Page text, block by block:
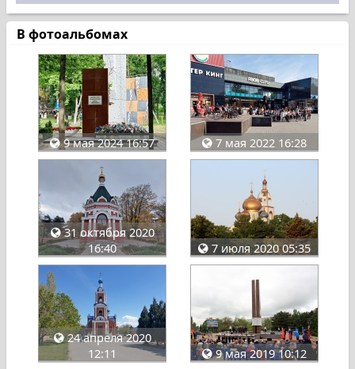
В фотоальбомах
9 мая 2024 16:57 7 мая 2022 16:28
31 октября 2020
16:40
7 июля 2020 05:35
24 апреля 2020
12:11
9 мая 2019 10:12